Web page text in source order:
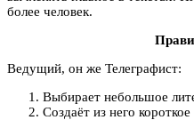
более человек.
Ведущий, он же Телеграфист:
Выбирает небольшое
Создаёт из него